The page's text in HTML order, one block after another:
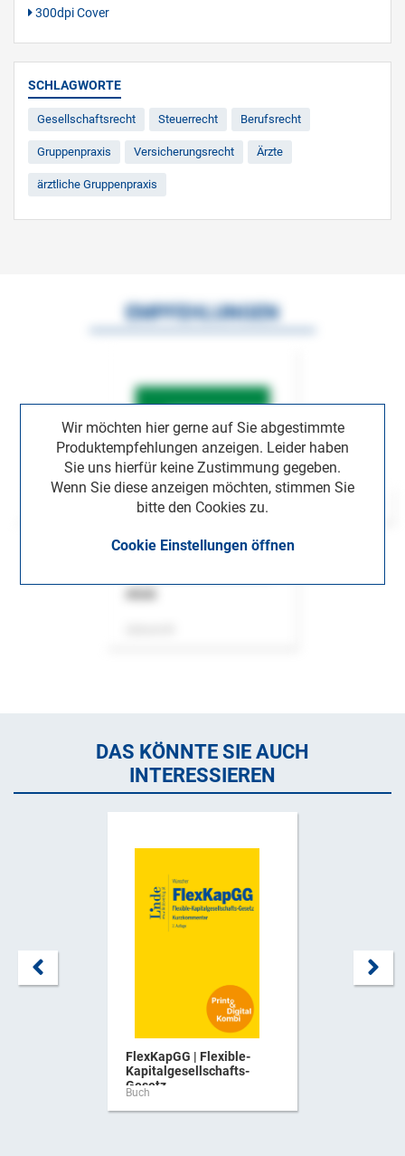
300dpi Cover
SCHLAGWORTE
Gesellschaftsrecht Steuerrecht Berufsrecht
Gruppenpraxis Versicherungsrecht Ärzte
ärztliche Gruppenpraxis
Wir möchten hier gerne auf Sie abgestimmte
Produktempfehlungen anzeigen. Leider haben
Sie uns hierfür keine Zustimmung gegeben.
Wenn Sie diese anzeigen möchten, stimmen Sie
bitte den Cookies zu.
Cookie Einstellungen öffnen
EMPFEHLUNGEN
DAS KÖNNTE SIE AUCH
INTERESSIEREN
FlexKapGG | Flexible-
Kapitalgesellschafts-
Gesetz ...
Buch